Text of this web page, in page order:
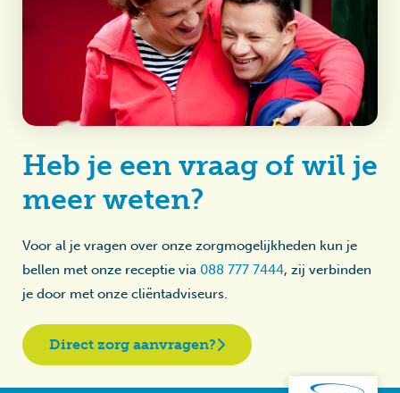
Heb je een vraag of wil je
meer weten?
Voor al je vragen over onze zorgmogelijkheden kun je
bellen met onze receptie via 088 777 7444, zij verbinden
je door met onze cliëntadviseurs.
Direct zorg aanvragen?